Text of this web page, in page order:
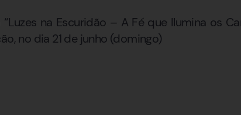
na Escuridão – A Fé que Ilumina os
no dia 21 de junho (domingo)